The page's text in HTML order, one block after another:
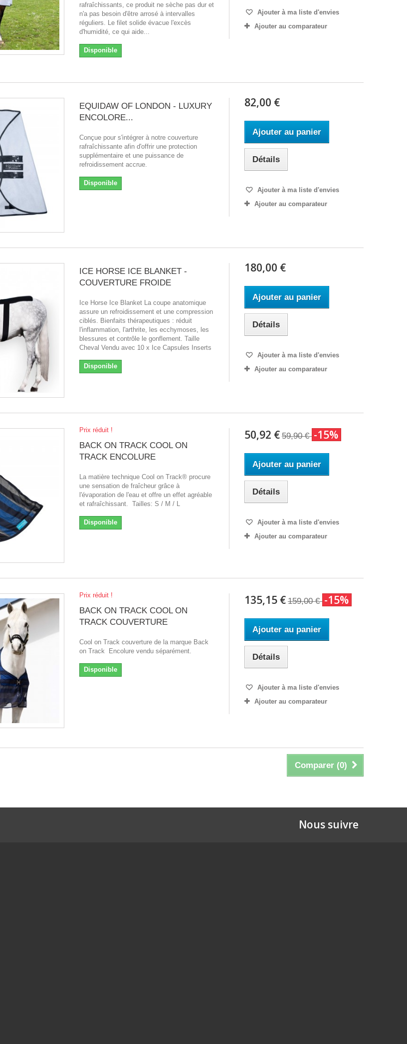
rafraîchissants, ce produit ne sèche pas dur et
n'a pas besoin d'être arrosé à intervalles
réguliers. Le filet solide évacue l'excès
d'humidité, ce qui aide...
Disponible
Ajouter à ma liste d'envies
Ajouter au comparateur
EQUIDAW OF LONDON - LUXURY
ENCOLORE...
Conçue pour s'intégrer à notre couverture
rafraîchissante afin d'offrir une protection
supplémentaire et une puissance de
refroidissement accrue.
Disponible
82,00 €
Ajouter au panier
Détails
Ajouter à ma liste d'envies
Ajouter au comparateur
ICE HORSE ICE BLANKET -
COUVERTURE FROIDE
Ice Horse Ice Blanket La coupe anatomique
assure un refroidissement et une compression
ciblés. Bienfaits thérapeutiques : réduit
l'inflammation, l'arthrite, les ecchymoses, les
blessures et contrôle le gonflement. Taille
Cheval Vendu avec 10 x Ice Capsules Inserts
Disponible
180,00 €
Ajouter au panier
Détails
Ajouter à ma liste d'envies
Ajouter au comparateur
Prix réduit !
BACK ON TRACK COOL ON
TRACK ENCOLURE
La matière technique Cool on Track® procure
une sensation de fraîcheur grâce à
l'évaporation de l'eau et offre un effet agréable
et rafraîchissant. Tailles: S / M / L
Disponible
50,92 € 59,90 € -15%
Ajouter au panier
Détails
Ajouter à ma liste d'envies
Ajouter au comparateur
Prix réduit !
BACK ON TRACK COOL ON
TRACK COUVERTURE
Cool on Track couverture de la marque Back
on Track Encolure vendu séparément.
Disponible
135,15 € 159,00 € -15%
Ajouter au panier
Détails
Ajouter à ma liste d'envies
Ajouter au comparateur
Comparer (0)
Nous suivre